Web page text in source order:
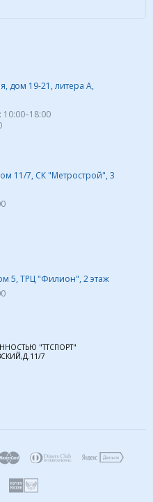
дом 19-21, литера А,
10:00–18:00
11/7, СК "Метрострой", 3
5, ТРЦ "Филион", 2 этаж
"ТТСПОРТ"
7